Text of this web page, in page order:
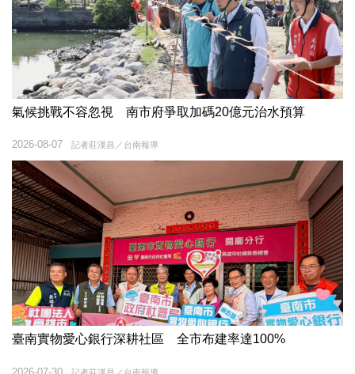
氣候挑戰不容忽視 南市府爭取加碼20億元治水預算
記者莊漢昌／台南報導
2026-08-07
臺南實物愛心銀行深耕社區 全市布建率達100%